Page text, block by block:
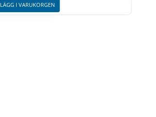
LÄGG I VARUKORGEN